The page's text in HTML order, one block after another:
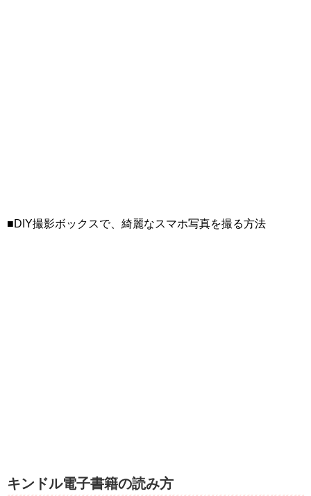
■DIY撮影ボックスで、綺麗なスマホ写真を撮る方法
キンドル電子書籍の読み方